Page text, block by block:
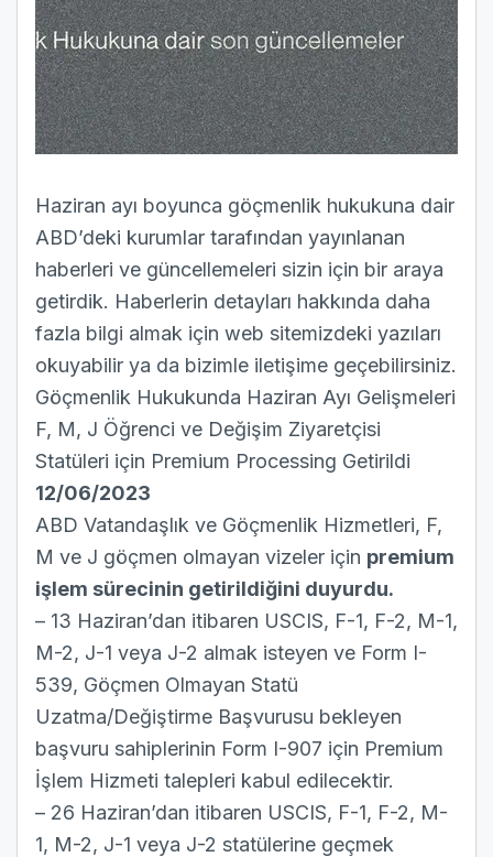
Haziran ayı boyunca göçmenlik hukukuna dair
ABD’deki kurumlar tarafından yayınlanan
haberleri ve güncellemeleri sizin için bir araya
getirdik. Haberlerin detayları hakkında daha
fazla bilgi almak için web sitemizdeki yazıları
okuyabilir ya da bizimle iletişime geçebilirsiniz.
Göçmenlik Hukukunda Haziran Ayı Gelişmeleri
F, M, J Öğrenci ve Değişim Ziyaretçisi
Statüleri için Premium Processing Getirildi
12/06/2023
ABD Vatandaşlık ve Göçmenlik Hizmetleri, F,
M ve J göçmen olmayan vizeler için premium
işlem sürecinin getirildiğini duyurdu.
– 13 Haziran’dan itibaren USCIS, F-1, F-2, M-1,
M-2, J-1 veya J-2 almak isteyen ve Form I-
539, Göçmen Olmayan Statü
Uzatma/Değiştirme Başvurusu bekleyen
başvuru sahiplerinin Form I-907 için Premium
İşlem Hizmeti talepleri kabul edilecektir.
– 26 Haziran’dan itibaren USCIS, F-1, F-2, M-
1, M-2, J-1 veya J-2 statülerine geçmek